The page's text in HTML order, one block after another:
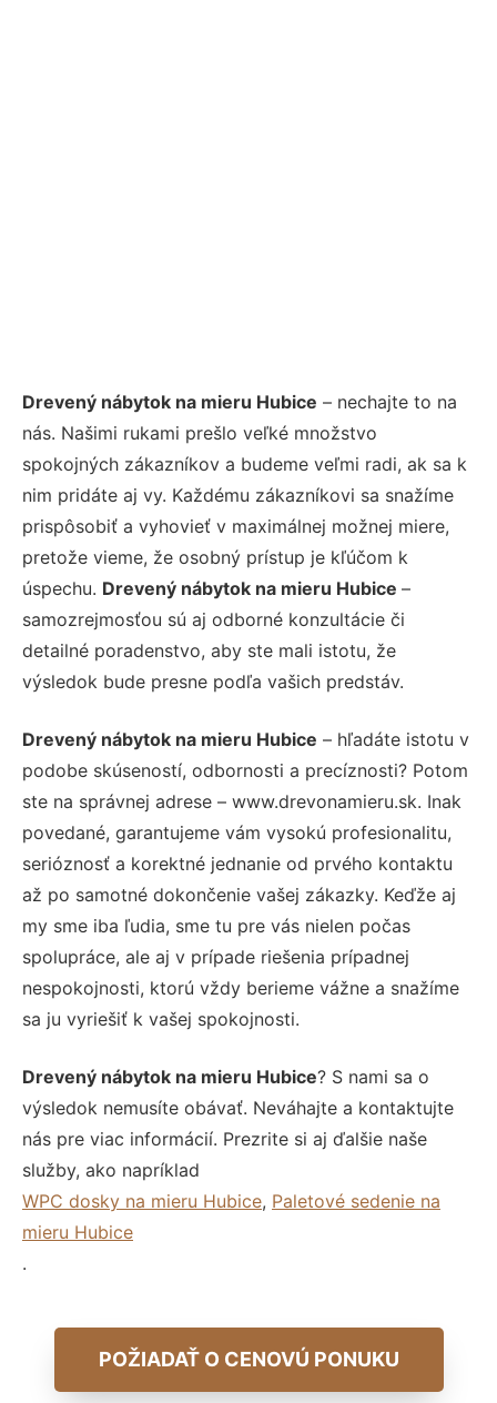
Drevený nábytok na mieru Hubice – nechajte to na
nás. Našimi rukami prešlo veľké množstvo
spokojných zákazníkov a budeme veľmi radi, ak sa k
nim pridáte aj vy. Každému zákazníkovi sa snažíme
prispôsobiť a vyhovieť v maximálnej možnej miere,
pretože vieme, že osobný prístup je kľúčom k
úspechu. Drevený nábytok na mieru Hubice –
samozrejmosťou sú aj odborné konzultácie či
detailné poradenstvo, aby ste mali istotu, že
výsledok bude presne podľa vašich predstáv.
Drevený nábytok na mieru Hubice – hľadáte istotu v
podobe skúseností, odbornosti a precíznosti? Potom
ste na správnej adrese – www.drevonamieru.sk. Inak
povedané, garantujeme vám vysokú profesionalitu,
serióznosť a korektné jednanie od prvého kontaktu
až po samotné dokončenie vašej zákazky. Keďže aj
my sme iba ľudia, sme tu pre vás nielen počas
spolupráce, ale aj v prípade riešenia prípadnej
nespokojnosti, ktorú vždy berieme vážne a snažíme
sa ju vyriešiť k vašej spokojnosti.
Drevený nábytok na mieru Hubice? S nami sa o
výsledok nemusíte obávať. Neváhajte a kontaktujte
nás pre viac informácií. Prezrite si aj ďalšie naše
služby, ako napríklad
WPC dosky na mieru Hubice, Paletové sedenie na
mieru Hubice
.
POŽIADAŤ O CENOVÚ PONUKU